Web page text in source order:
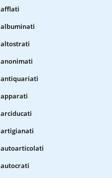
afflati
albuminati
altostrati
anonimati
antiquariati
apparati
arciducati
artigianati
autoarticolati
autocrati